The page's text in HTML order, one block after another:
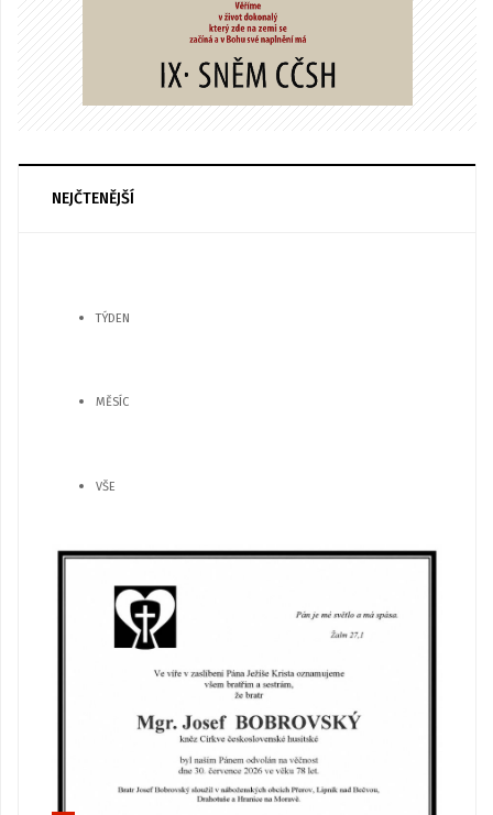
NEJČTENĚJŠÍ
TÝDEN
MĚSÍC
VŠE